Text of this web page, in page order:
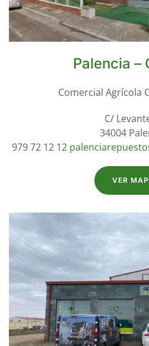
Palencia –
Comercial Agrícola
C/
34004
979 72 12 12
VER